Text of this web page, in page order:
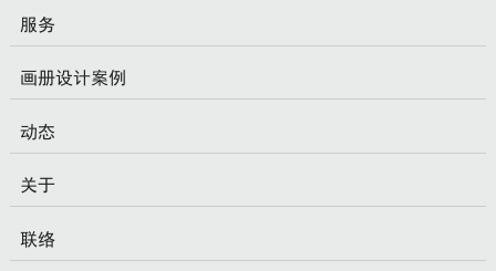
服务
画册设计案例
动态
关于
联络